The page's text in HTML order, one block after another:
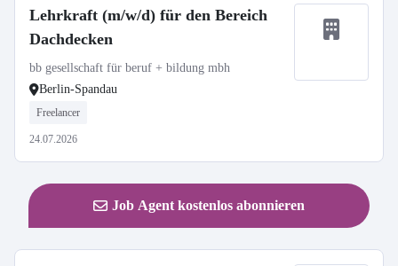
Lehrkraft (m/w/d) für den Bereich
Dachdecken
bb gesellschaft für beruf + bildung mbh
Berlin-Spandau
Freelancer
24.07.2026
Job Agent kostenlos abonnieren